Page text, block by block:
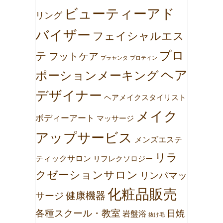
リング ビューティーアド
バイザー フェイシャルエス
テ フットケア プラセンタ プロテイン プロ
ポーションメーキングヘア
デザイナー ヘアメイクスタイリスト
ボディーアート マッサージ メイク
アップサービス
メンズエステ
ティックサロン リフレクソロジー リラ
クゼーションサロン リンパマッ
サージ 健康機器 化粧品販売
各種スクール・教室 岩盤浴 抜け毛 日焼